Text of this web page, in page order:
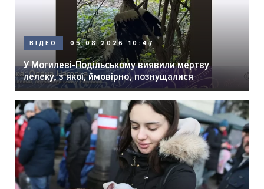
ВІДЕО 05.08.2026 10:47
У Могилеві-Подільському виявили мертву
лелеку, з якої, ймовірно, познущалися